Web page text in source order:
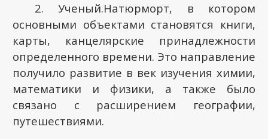
2. Ученый.Натюрморт, в котором
основными объектами становятся книги,
карты, канцелярские принадлежности
определенного времени. Это направление
получило развитие в век изучения химии,
математики и физики, а также было
связано с расширением географии,
путешествиями.